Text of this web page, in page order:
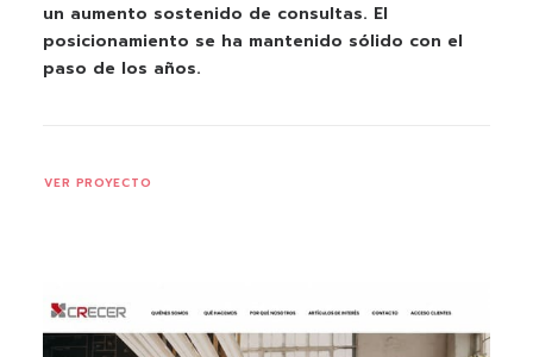
un aumento sostenido de consultas. El
posicionamiento se ha mantenido sólido con el
paso de los años.
VER PROYECTO